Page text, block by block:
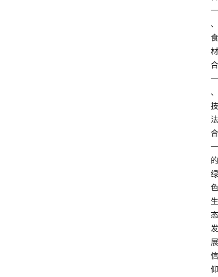
一
、
食
材
合
一
、
技
法
合
一
的
绿
色
生
态
发
展
信
仰